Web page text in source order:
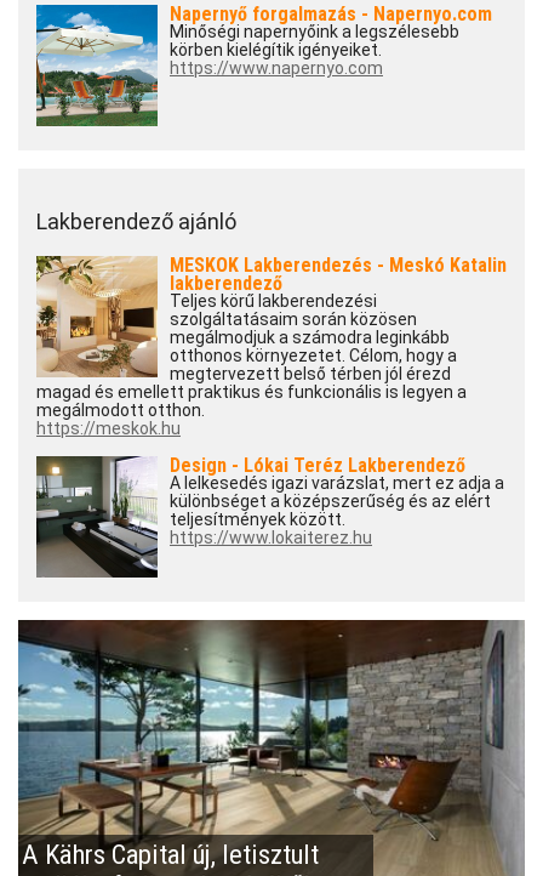
Napernyő forgalmazás - Napernyo.com
Minőségi napernyőink a legszélesebb
körben kielégítik igényeiket.
https://www.napernyo.com
Lakberendező ajánló
MESKOK Lakberendezés - Meskó Katalin
lakberendező
Teljes körű lakberendezési
szolgáltatásaim során közösen
megálmodjuk a számodra leginkább
otthonos környezetet. Célom, hogy a
megtervezett belső térben jól érezd
magad és emellett praktikus és funkcionális is legyen a
megálmodott otthon.
https://meskok.hu
Design - Lókai Teréz Lakberendező
A lelkesedés igazi varázslat, mert ez adja a
különbséget a középszerűség és az elért
teljesítmények között.
https://www.lokaiterez.hu
A Kährs Capital új, letisztult